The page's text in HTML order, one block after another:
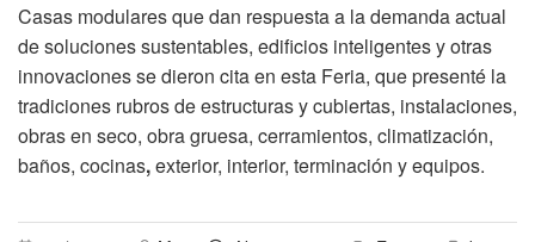
Casas modulares que dan respuesta a la demanda actual
de soluciones sustentables, edificios inteligentes y otras
innovaciones se dieron cita en esta Feria, quepresenté la
tradiciones rubros de estructuras y cubiertas, instalaciones,
obras en seco, obra gruesa, cerramientos, climatización,
baños, cocinas,exterior, interior, terminación y equipos.